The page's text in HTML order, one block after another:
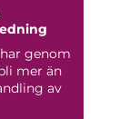
genom
mer än
av